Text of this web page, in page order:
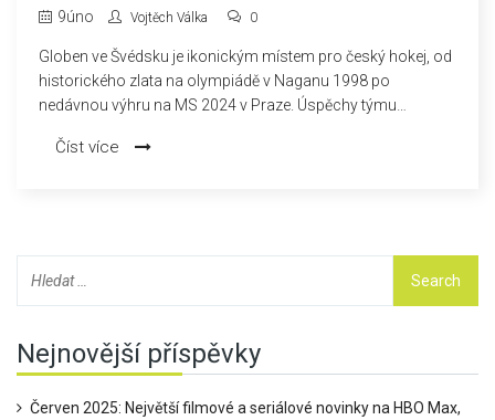
9úno Vojtěch Válka 0
Globen ve Švédsku je ikonickým místem pro český hokej, od
historického zlata na olympiádě v Naganu 1998 po
nedávnou výhru na MS 2024 v Praze. Úspěchy týmu
hokejové historii.
Číst více
Nejnovější příspěvky
Červen 2025: Největší filmové a seriálové novinky na HBO Max,